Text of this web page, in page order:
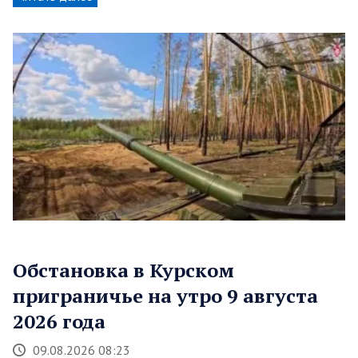
Обстановка в Курском
приграничье на утро 9 августа
2026 года
09.08.2026 08:23